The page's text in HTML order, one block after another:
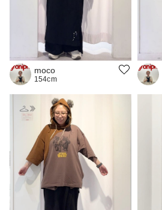
moco
154cm